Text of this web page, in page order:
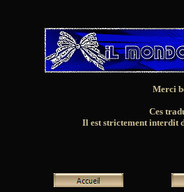
Merci
Ces
Il est strictement interdit